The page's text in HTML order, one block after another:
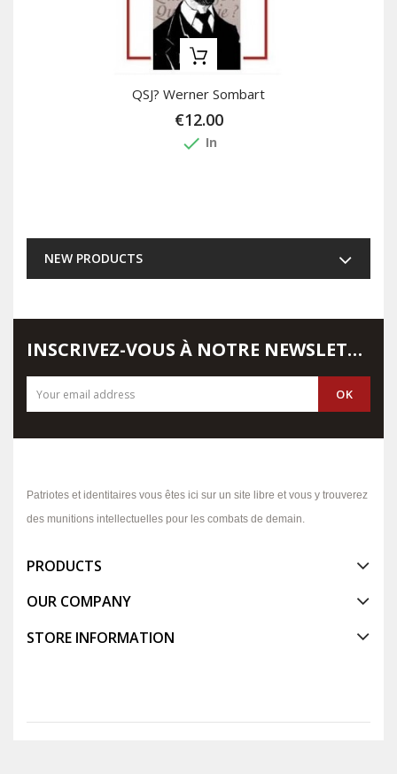
QSJ? Werner Sombart
€12.00
done In
NEW PRODUCTS
INSCRIVEZ-VOUS À NOTRE NEWSLETTER
Patriotes et identitaires vous êtes ici sur un site libre et vous y trouverez
des munitions intellectuelles pour les combats de demain.
PRODUCTS
OUR COMPANY
STORE INFORMATION